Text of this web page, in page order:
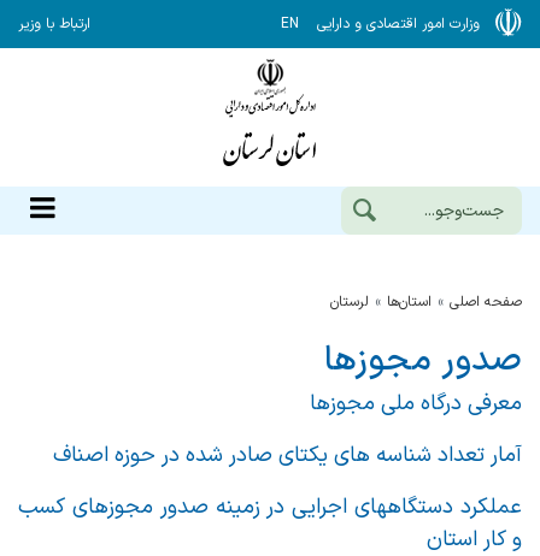
وزارت امور اقتصادی و دارایی EN ارتباط با وزیر
صفحه اصلی استان‌ها لرستان
صدور مجوزها
معرفی درگاه ملی مجوزها
آمار تعداد شناسه های یکتای صادر شده در حوزه اصناف
عملکرد دستگاههای اجرایی در زمینه صدور مجوزهای کسب
و کار استان